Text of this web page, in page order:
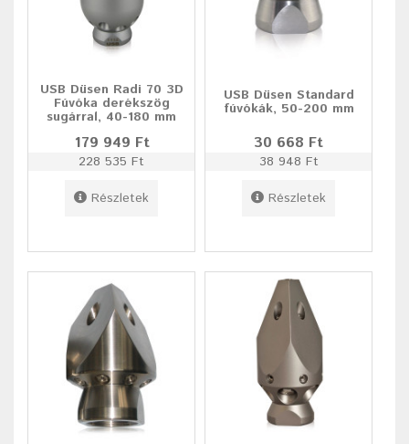
USB Düsen Radi 70 3D
Fúvóka derékszög
sugárral, 40-180 mm
179 949 Ft
228 535 Ft
Részletek
USB Düsen Standard
fúvókák, 50-200 mm
30 668 Ft
38 948 Ft
Részletek